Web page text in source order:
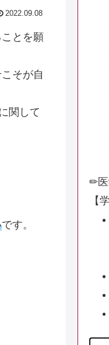
2022.09.08
とを願
そが自
関して
です。
✏︎医
【